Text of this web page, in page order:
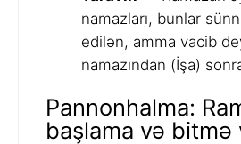
namazları, bunlar
edilən, amma vacib
namazından (İşa)
Pannonhalma:
başlama və bitmə